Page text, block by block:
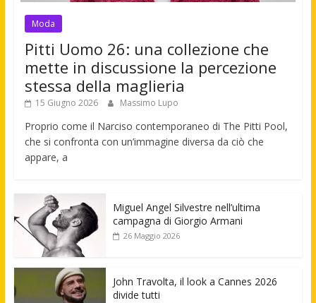
Moda
Pitti Uomo 26: una collezione che
mette in discussione la percezione
stessa della maglieria
15 Giugno 2026 Massimo Lupo
Proprio come il Narciso contemporaneo di The Pitti Pool,
che si confronta con un’immagine diversa da ciò che
appare, a
Miguel Angel Silvestre nell’ultima
campagna di Giorgio Armani
26 Maggio 2026
John Travolta, il look a Cannes 2026
divide tutti